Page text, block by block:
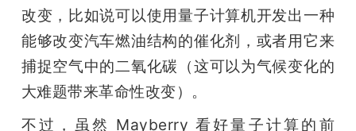
改变，比如说可以使用量子计算机开发出一种
能够改变汽车燃油结构的催化剂，或者用它来
捕捉空气中的二氧化碳（这可以为气候变化的
大难题带来革命性改变）。
不过，虽然 Mayberry 看好量子计算的前